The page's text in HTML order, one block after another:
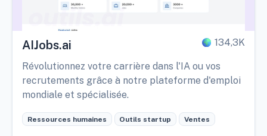
AIJobs.ai 134,3K
Révolutionnez votre carrière dans l'IA ou vos
recrutements grâce à notre plateforme d'emploi
mondiale et spécialisée.
Ressources humaines Outils startup Ventes